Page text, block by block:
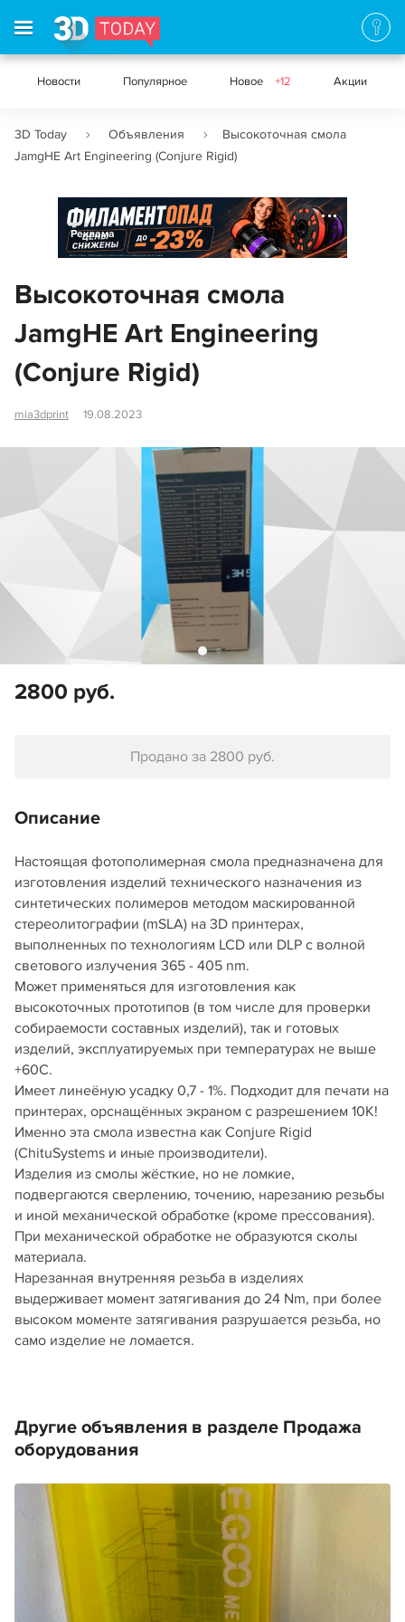
Новости Популярное Новое +12 Акции
3D Today Объявления
Высокоточная смола
JamgHE Art Engineering (Conjure Rigid)
Реклама
Высокоточная смола
JamgHE Art Engineering
(Conjure Rigid)
mia3dprint 19.08.2023
2800 руб.
Продано за 2800 руб.
Описание
Настоящая фотополимерная смола предназначена для
изготовления изделий технического назначения из
синтетических полимеров методом маскированной
стереолитографии (mSLA) на 3D принтерах,
выполненных по технологиям LCD или DLP с волной
светового излучения 365 - 405 nm.
Может применяться для изготовления как
высокоточных прототипов (в том числе для проверки
собираемости составных изделий), так и готовых
изделий, эксплуатируемых при температурах не выше
+60С.
Имеет линеёную усадку 0,7 - 1%. Подходит для печати на
принтерах, орснащённых экраном с разрешением 10К!
Именно эта смола известна как Conjure Rigid
(ChituSystems и иные производители).
Изделия из смолы жёсткие, но не ломкие,
подвергаются сверлению, точению, нарезанию резьбы
и иной механической обработке (кроме прессования).​
При механической обработке не образуются сколы
материала.​
Нарезанная внутренняя резьба​ в изделиях
выдерживает момент затягивания до 24 Nm, при более
высоком моменте затягивания разрушается резьба, но
само изделие не ломается.
Другие объявления в разделе Продажа
оборудования